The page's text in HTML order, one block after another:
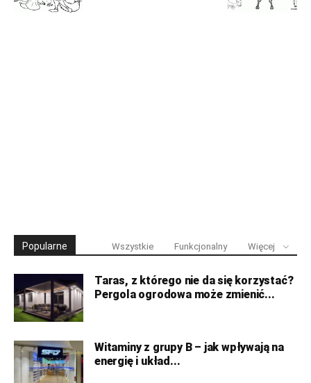
Popularne Wszystkie Funkcjonalny Więcej
Taras, z którego nie da się korzystać?
Pergola ogrodowa może zmienić...
Witaminy z grupy B – jak wpływają na
energię i układ...